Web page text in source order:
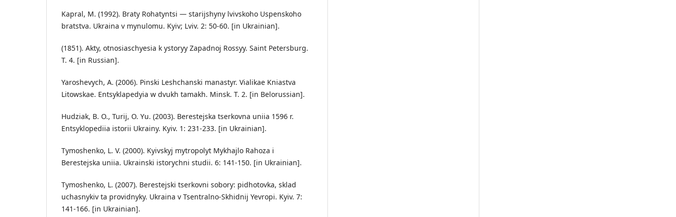
Kapral, M. (1992). Braty Rohatyntsi — starijshyny lvivskoho Uspenskoho
bratstva. Ukraina v mynulomu. Kyiv; Lviv. 2: 50-60. [in Ukrainian].
(1851). Akty, otnosiaschyesia k ystoryy Zapadnoj Rossyy. Saint Petersburg.
T. 4. [in Russian].
Yaroshevych, A. (2006). Pinski Leshchanski manastyr. Vialikae Kniastva
Litowskae. Entsyklapedyia w dvukh tamakh. Minsk. T. 2. [in Belorussian].
Hudziak, B. O., Turij, O. Yu. (2003). Berestejska tserkovna uniia 1596 r.
Entsyklopediia istorii Ukrainy. Kyiv. 1: 231-233. [in Ukrainian].
Tymoshenko, L. V. (2000). Kyivskyj mytropolyt Mykhajlo Rahoza i
Berestejska uniia. Ukrainski istorychni studii. 6: 141-150. [in Ukrainian].
Tymoshenko, L. (2007). Berestejski tserkovni sobory: pidhotovka, sklad
uchasnykiv ta providnyky. Ukraina v Tsentralno-Skhidnij Yevropi. Kyiv. 7:
141-166. [in Ukrainian].